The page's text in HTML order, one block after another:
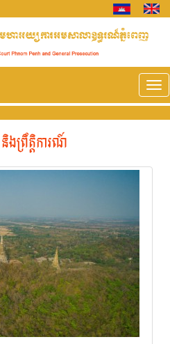
ព្រឹត្តិការណ៍